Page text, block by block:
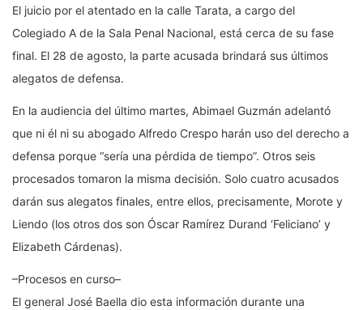
El juicio por el atentado en la calle Tarata, a cargo del
Colegiado A de la Sala Penal Nacional, está cerca de su fase
final. El 28 de agosto, la parte acusada brindará sus últimos
alegatos de defensa.
En la audiencia del último martes, Abimael Guzmán adelantó
que ni él ni su abogado Alfredo Crespo harán uso del derecho a
defensa porque “sería una pérdida de tiempo”. Otros seis
procesados tomaron la misma decisión. Solo cuatro acusados
darán sus alegatos finales, entre ellos, precisamente, Morote y
Liendo (los otros dos son Óscar Ramírez Durand ‘Feliciano’ y
Elizabeth Cárdenas).
–Procesos en curso–
El general José Baella dio esta información durante una